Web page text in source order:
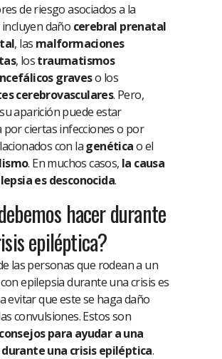
de riesgo asociados a la
daño cerebral prenatal
, las malformaciones
, lostraumatismos
graveso los
cerebrovasculares. Pero,
aparición puede estar
por ciertas infecciones o por
con lagenéticao el
. En muchos casos, la causa
es desconocida.
hacer durante
epiléptica?
las personas que rodean a un
epilepsia durante una crisis es
evitar que este se haga daño
convulsiones. Estos son
consejos para ayudar a una
una crisis epiléptica.